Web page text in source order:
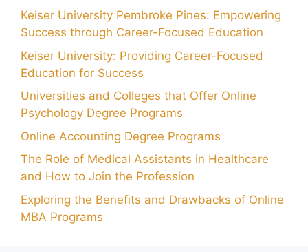
Keiser University Pembroke Pines: Empowering
Success through Career-Focused Education
Keiser University: Providing Career-Focused
Education for Success
Universities and Colleges that Offer Online
Psychology Degree Programs
Online Accounting Degree Programs
The Role of Medical Assistants in Healthcare
and How to Join the Profession
Exploring the Benefits and Drawbacks of Online
MBA Programs